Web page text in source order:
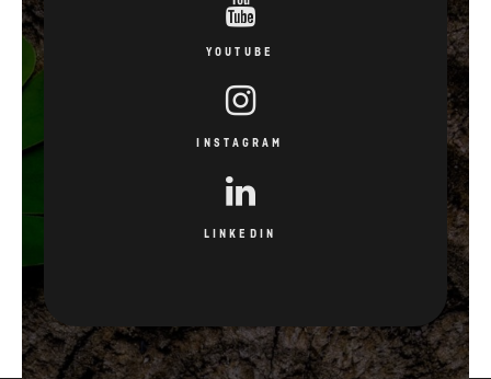
YOUTUBE
INSTAGRAM
LINKEDIN